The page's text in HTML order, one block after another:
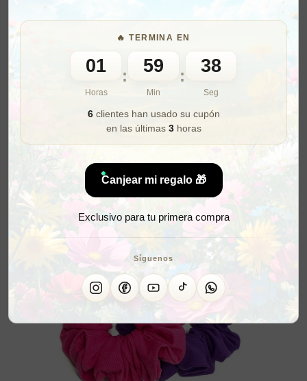
🔥 TERMINA EN
01
Horas
: 59
Min
: 36
Seg
6clientes han usado su cupón
en las últimas 3horas
Canjear mi regalo 🎁
Exclusivo para tu primera compra
Síguenos